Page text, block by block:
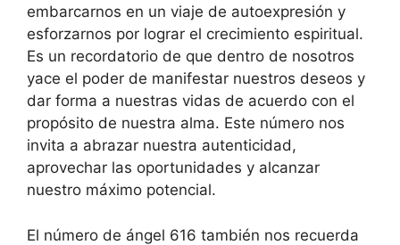
embarcarnos en un viaje de autoexpresión y
esforzarnos por lograr el crecimiento espiritual.
Es un recordatorio de que dentro de nosotros
yace el poder de manifestar nuestros deseos y
dar forma a nuestras vidas de acuerdo con el
propósito de nuestra alma. Este número nos
invita a abrazar nuestra autenticidad,
aprovechar las oportunidades y alcanzar
nuestro máximo potencial.
El número de ángel 616 también nos recuerda